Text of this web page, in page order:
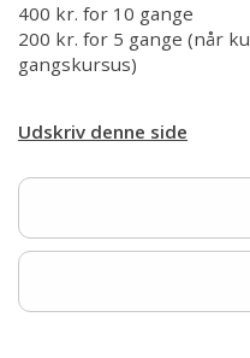
400 kr. for 10 gange
200 kr. for 5 gange (når
gangskursus)
Udskriv denne side